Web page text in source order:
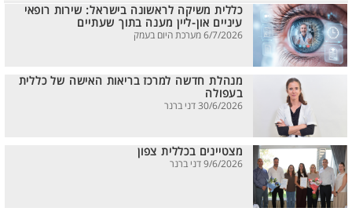
כללית משיקה לראשונה בישראל: שירות רופאי
עיניים און-ליין מענה בתוך שעתיים
6/7/2026 מערכת היום בעמק
מנהלת חדשה למרכז בריאות האישה של כללית
בעפולה
30/6/2026 דני ברנר
מצטיינים בכללית צפון
9/6/2026 דני ברנר